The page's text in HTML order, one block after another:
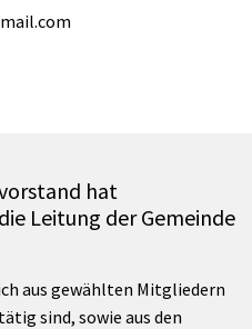
hat
Leitung der Gemeinde
aus gewählten Mitgliedern
sind, sowie aus den